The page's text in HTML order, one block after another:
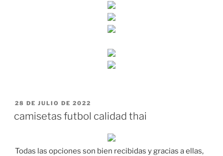
PUBLICADO
28 DE JULIO DE 2022
camisetas futbol calidad thai
Todas las opciones son bien recibidas y gracias a ellas,